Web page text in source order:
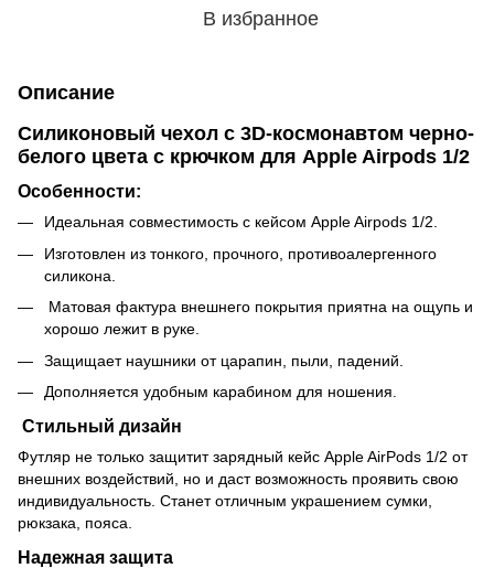
В избранное
Описание
Силиконовый чехол с 3D-космонавтом черно-
белого цвета с крючком для Apple Airpods 1/2
Особенности:
Идеальная совместимость с кейсом Apple Airpods 1/2.
Изготовлен из тонкого, прочного, противоалергенного
силикона.
Матовая фактура внешнего покрытия приятна на ощупь и
хорошо лежит в руке.
Защищает наушники от царапин, пыли, падений.
Дополняется удобным карабином для ношения.
Стильный дизайн
Футляр не только защитит зарядный кейс Apple AirPods 1/2 от
внешних воздействий, но и даст возможность проявить свою
индивидуальность. Станет отличным украшением сумки,
рюкзака, пояса.
Надежная защита